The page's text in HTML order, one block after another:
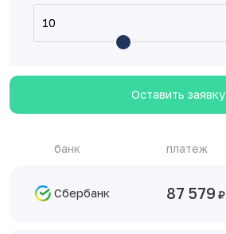
Оставить заявку
банк платеж
Сбербанк 87 579